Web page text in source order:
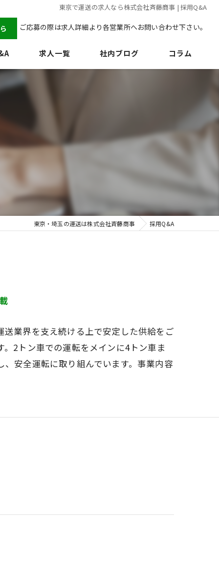
東京で運送の求人なら株式会社斉藤商事 | 採用Q&A
ご応募の際は求人詳細より各営業所へお問い合わせ下さい。
求人一覧 社内ブログ コラム
東京・埼玉の運送は株式会社斉藤商事 採用Q&A
業界を支え続ける上で安定した供給をご
2トン車での運転をメインに4トン車ま
安全運転に取り組んでいます。事業内容